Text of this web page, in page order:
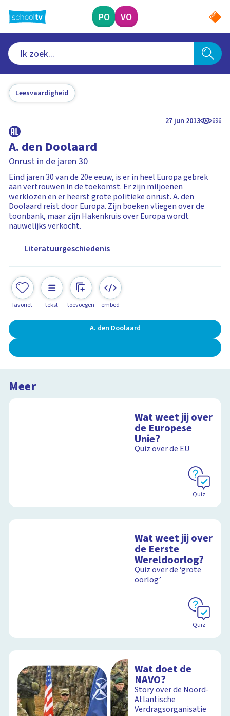
naar
hoofdinhoud
PO VO
Leesvaardigheid
27 jun 2013 696
A. den Doolaard
Onrust in de jaren 30
Eind jaren 30 van de 20e eeuw, is er in heel Europa gebrek
aan vertrouwen in de toekomst. Er zijn miljoenen
werklozen en er heerst grote politieke onrust. A. den
Doolaard reist door Europa. Zijn boeken vliegen over de
toonbank, maar zijn Hakenkruis over Europa wordt
nauwelijks verkocht.
Literatuurgeschiedenis
favoriet tekst toevoegen embed
A. den Doolaard
Meer
Wat weet jij over
de Europese
Unie?
Quiz over de EU
Quiz
Wat weet jij over
de Eerste
Wereldoorlog?
Quiz over de ‘grote
oorlog’
Quiz
Wat doet de
NAVO?
Story over de Noord-
Atlantische
Verdragsorganisatie